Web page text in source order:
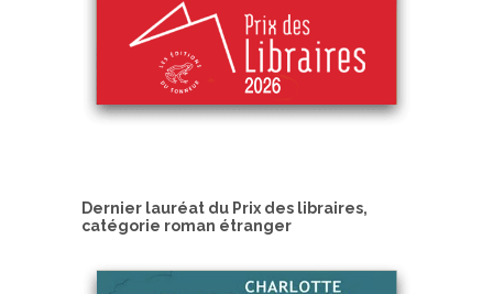
Dernier lauréat du Prix des libraires,
catégorie roman étranger